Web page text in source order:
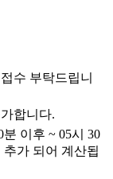
수 부탁드립니
합니다.
이후 ~ 05시 30
추가 되어 계산됩